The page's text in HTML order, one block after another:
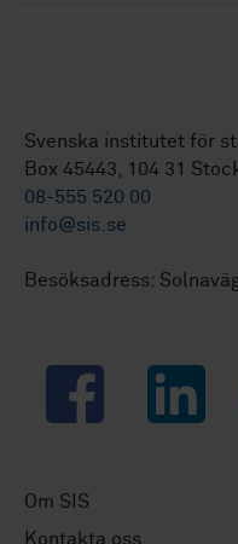
Svenska institutet för
Box 45443, 104 31
08-555 520 00
info@sis.se
Besöksadress:
Facebook LinkedIn
Om SIS
Kontakta oss